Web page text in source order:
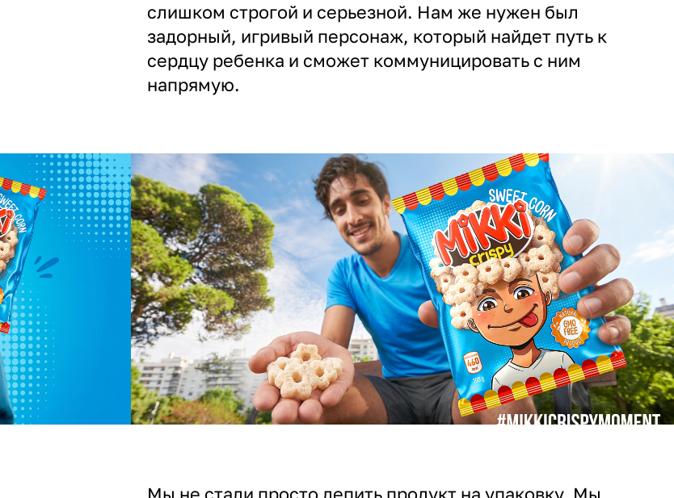
слишком строгой и серьезной. Нам же нужен был
задорный, игривый персонаж, который найдет путь к
сердцу ребенка и сможет коммуницировать с ним
напрямую.
Мы не стали просто лепить продукт на упаковку. Мы